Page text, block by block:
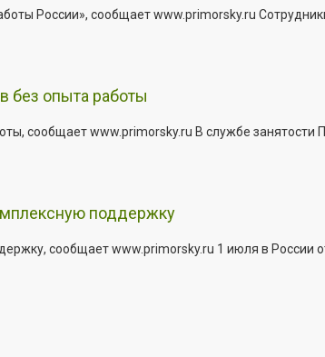
России», сообщает www.primorsky.ru
без опыта работы
сообщает www.primorsky.ru В службе занятости
поддержку
сообщает www.primorsky.ru 1 июля в России